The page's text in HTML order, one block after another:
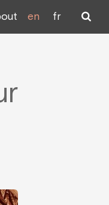
en fr